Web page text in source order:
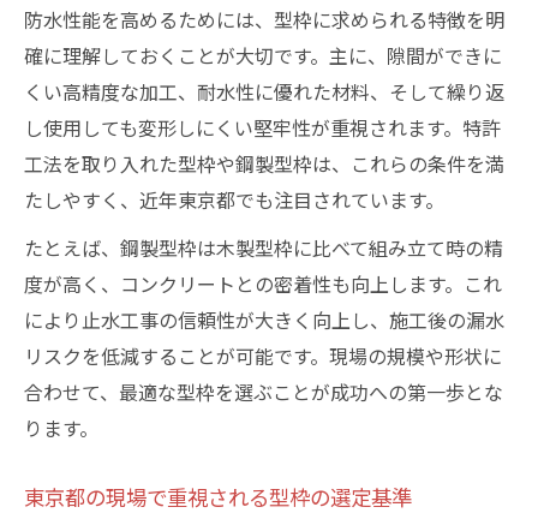
防水性能を高めるためには、型枠に求められる特徴を明
確に理解しておくことが大切です。主に、隙間ができに
くい高精度な加工、耐水性に優れた材料、そして繰り返
し使用しても変形しにくい堅牢性が重視されます。特許
工法を取り入れた型枠や鋼製型枠は、これらの条件を満
たしやすく、近年東京都でも注目されています。
たとえば、鋼製型枠は木製型枠に比べて組み立て時の精
度が高く、コンクリートとの密着性も向上します。これ
により止水工事の信頼性が大きく向上し、施工後の漏水
リスクを低減することが可能です。現場の規模や形状に
合わせて、最適な型枠を選ぶことが成功への第一歩とな
ります。
東京都の現場で重視される型枠の選定基準